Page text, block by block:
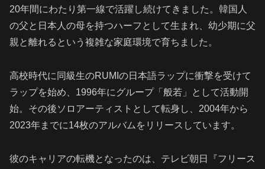
20年間にわたり第一線で活躍し続けてきました。韓国人
の父と日本人の母を持つハーフとして生まれ、幼少期に父
親と離れるという複雑な家庭環境で育ちました。
高校時代に同級生のRUMIの日本語ラップに衝撃を受けて
ラップを始め、1996年にグループ「般若」として活動開
始。その後ソロアーティストとして転身し、2004年から
2023年までに14枚のアルバムをリリースしています。
彼のキャリアの転機となったのは、テレビ朝日『フリース